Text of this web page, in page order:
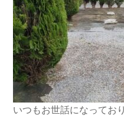
いつもお世話になってお